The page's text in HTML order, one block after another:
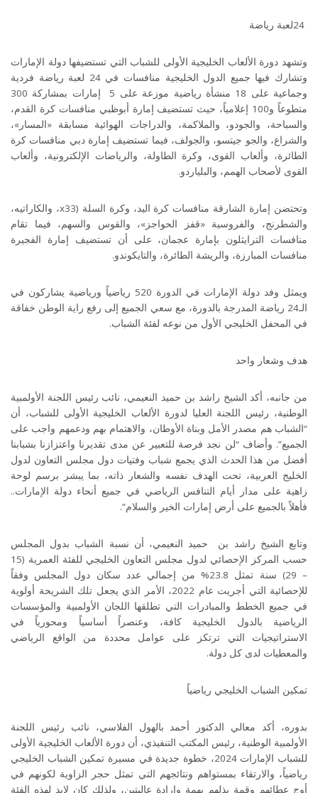
24لعبة رياضة
وتشهد دورة الألعاب الخليجية الأولى للشباب التي تستضيفها دولة الإمارات
وتشارك فيها جميع الدول الخليجية منافسات في 24 لعبة رياضة فردية
وجماعية على 18 منشأة رياضية موزعة على 5 إمارات بمشاركة 300
متطوعاً و100 إعلامياً، حيث تستضيف إمارة أبوظبي منافسات كرة القدم،
والسباحة، والجودو، والملاكمة، والدراجات الهوائية مسابقة «المسار»،
والشراع، والجو جيتسو، والجولف، فيما تستضيف إمارة دبي منافسات كرة
الطائرة، وألعاب القوى، وكرة الطاولة، والرياضات الإلكترونية، وألعاب
القوى لأصحاب الهمم، والبلياردو.
وتحتضن إمارة الشارقة منافسات كرة اليد، وكرة السلة (3 x3، والكاراتيه،
والشطرنج، والفروسية «قفز الحواجز»، والقوس والسهم، فيما تقام
منافسات الترايثلون بإمارة عجمان، على أن تستضيف إمارة الفجيرة
منافسات المبارزة، والريشة الطائرة، والتايكوندو.
ويمثل وفد دولة الإمارات في الدورة 520 رياضياً ورياضية يشاركون في
الـ24 رياضة المدرجة بالدورة، مع سعي الجميع إلى رفع راية الوطن خفاقة
في المحفل الخليجي الأول من نوعه لفئة الشباب.
هدف وشعار واحد
من جانبه، أكد الشيخ راشد بن حميد النعيمي، نائب رئيس اللجنة الأولمبية
الوطنية، رئيس اللجنة العليا لدورة الألعاب الخليجية الأولى للشباب، أن
“الشباب هم مصدر الأمل وبناة الأوطان، والاهتمام بهم ودعمهم واجب على
الجميع”. وأضاف “لن نجد فرصة للتعبير عن مدى تقديرنا واعتزازنا بشبابنا
أفضل من هذا الحدث الذي يجمع شباب وفتيات دول مجلس التعاون لدول
الخليج العربية، تحت الهدف نفسه والشعار ذاته، بما يبشر برسم لوحة
زاهية على مدار أيام التنافس الرياضي في جميع أنحاء دولة الإمارات..
فأهلاً بالجميع على أرض إمارات الخير والسلام.”
وتابع الشيخ راشد بن حميد النعيمي، أن نسبة الشباب بدول المجلس
حسب المركز الإحصائي لدول مجلس التعاون الخليجي للفئة العمرية (15
– 29) سنة تمثل 23.8% من إجمالي عدد سكان دول المجلس وفقاً
للإحصائية التي أجريت عام 2022، الأمر الذي يجعل تلك الشريحة أولوية
في جميع الخطط والمبادرات التي تطلقها اللجان الأولمبية والمؤسسات
الرياضية بالدول الخليجية كافة، وعنصراً أساسياً ومحورياً في
الاستراتيجيات التي ترتكز على عوامل محددة من الواقع الرياضي
والمعطيات لدى كل دولة.
تمكين الشباب الخليجي رياضياً
بدوره، أكد معالي الدكتور أحمد بالهول الفلاسي، نائب رئيس اللجنة
الأولمبية الوطنية، رئيس المكتب التنفيذي، أن دورة الألعاب الخليجية الأولى
للشباب الإمارات 2024، خطوة جديدة في مسيرة تمكين الشباب الخليجي
رياضياً، والارتقاء بمستواهم ونتائجهم التي تمثل حجر الزاوية لكونهم في
أوج عطائهم وقمة بذلهم بهمة وإرادة عاليتين، ولذلك كان لابد لهذه الفئة